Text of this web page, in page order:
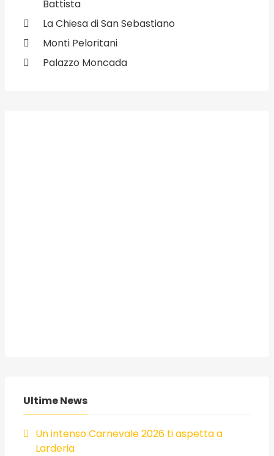
Battista
La Chiesa di San Sebastiano
Monti Peloritani
Palazzo Moncada
Ultime News
Un intenso Carnevale 2026 ti aspetta a
Larderia